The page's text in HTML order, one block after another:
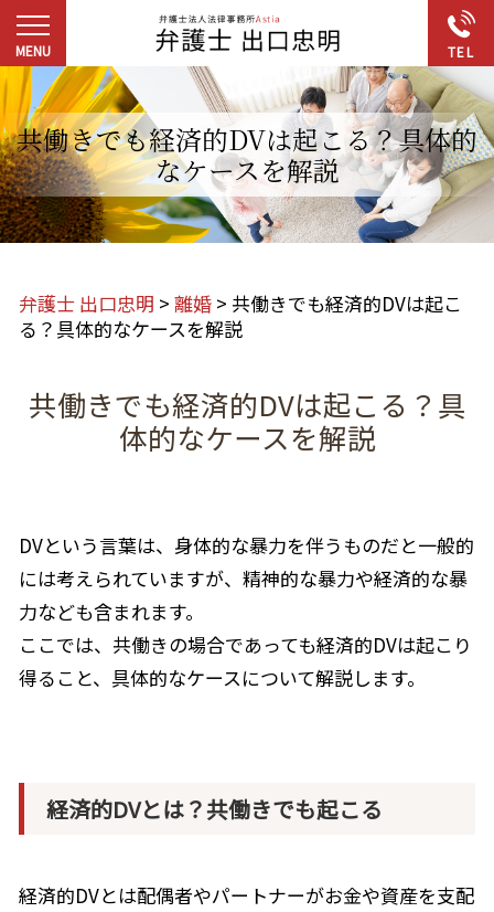
共働きでも経済的DVは起こる？具体的
なケースを解説
弁護士 出口忠明 > 離婚 > 共働きでも経済的DVは起こ
る？具体的なケースを解説
共働きでも経済的DVは起こる？具
体的なケースを解説
DVという言葉は、身体的な暴力を伴うものだと一般的
には考えられていますが、精神的な暴力や経済的な暴
力なども含まれます。
ここでは、共働きの場合であっても経済的DVは起こり
得ること、具体的なケースについて解説します。
経済的DVとは？共働きでも起こる
経済的DVとは配偶者やパートナーがお金や資産を支配